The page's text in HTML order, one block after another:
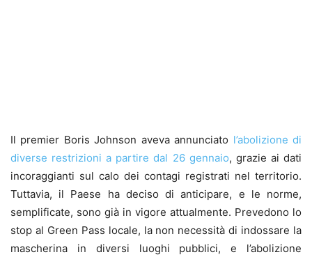
Il premier Boris Johnson aveva annunciato l’abolizione di
diverse restrizioni a partire dal 26 gennaio, grazie ai dati
incoraggianti sul calo dei contagi registrati nel territorio.
Tuttavia, il Paese ha deciso di anticipare, e le norme,
semplificate, sono già in vigore attualmente. Prevedono lo
stop al Green Pass locale, la non necessità di indossare la
mascherina in diversi luoghi pubblici, e l’abolizione